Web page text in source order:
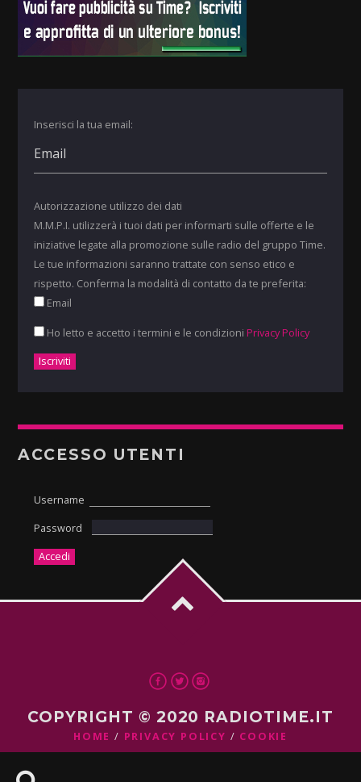
Inserisci la tua email:
Autorizzazione utilizzo dei dati
M.M.P.I. utilizzerà i tuoi dati per informarti sulle offerte e le
iniziative legate alla promozione sulle radio del gruppo Time.
Le tue informazioni saranno trattate con senso etico e
rispetto. Conferma la modalità di contatto da te preferita:
Email
Ho letto e accetto i termini e le condizioni Privacy Policy
ACCESSO UTENTI
Username
Password
COPYRIGHT © 2020 RADIOTIME.IT
HOME PRIVACY POLICY COOKIE